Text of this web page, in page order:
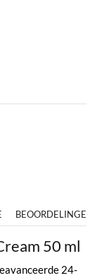
BEOORDELINGEN
50 ml
24-